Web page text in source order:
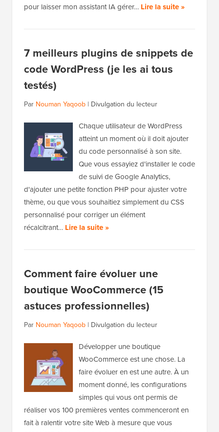
pour laisser mon assistant IA gérer… Lire la suite »
7 meilleurs plugins de snippets de
code WordPress (je les ai tous
testés)
Par Nouman Yaqoob | Divulgation du lecteur
Chaque utilisateur de WordPress
atteint un moment où il doit ajouter
du code personnalisé à son site.
Que vous essayiez d'installer le code
de suivi de Google Analytics,
d'ajouter une petite fonction PHP pour ajuster votre
thème, ou que vous souhaitiez simplement du CSS
personnalisé pour corriger un élément
récalcitrant… Lire la suite »
Comment faire évoluer une
boutique WooCommerce (15
astuces professionnelles)
Par Nouman Yaqoob | Divulgation du lecteur
Développer une boutique
WooCommerce est une chose. La
faire évoluer en est une autre. À un
moment donné, les configurations
simples qui vous ont permis de
réaliser vos 100 premières ventes commenceront en
fait à ralentir votre site Web à mesure que vous